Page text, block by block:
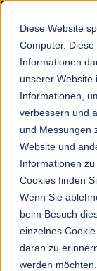
Diese Website
Computer.
Informationen
unserer Website
Informationen,
verbessern und
und Messungen
Website und
Informationen
Cookies finden
Wenn Sie
beim Besuch
einzelnes
daran zu
werden möchten.